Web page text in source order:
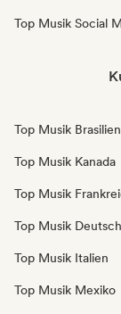
Top Musik Social
Top Musik Brasilien
Top Musik Kanada
Top Musik
Top Musik
Top Musik Italien
Top Musik Mexiko